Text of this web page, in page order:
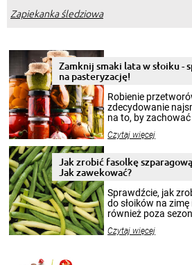
Zapiekanka śledziowa
Zamknij smaki lata w słoiku -
na pasteryzację!
Robienie
zdecydowanie
na to, by
krajobrazów, by
pełni poczuć
miesięcy.
patenty, które
przetworów.
Czytaj więcej
Jak zrobić fasolkę
Jak zawekować?
Sprawdźcie, jak
do słoików na
również poza
nasze propozycje!
Czytaj więcej